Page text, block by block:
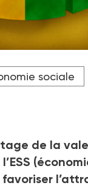
l'intéressement
désintéressée...
sociale
de la